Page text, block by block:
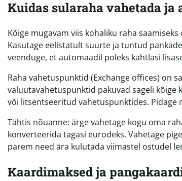
Kuidas sularaha vahetada ja
Kõige mugavam viis kohaliku raha
Kasutage eelistatult suurte ja tuntud
veenduge, et automaadil poleks kahtlasi
Raha vahetuspunktid (Exchange offices) on
valuutavahetuspunktid pakuvad sageli kõige
või litsentseeritud vahetuspunktides. Pidage
Tähtis nõuanne: ärge vahetage kogu oma
konverteerida tagasi eurodeks. Vahetage
parem need ära kulutada viimastel ostudel
Kaardimaksed ja